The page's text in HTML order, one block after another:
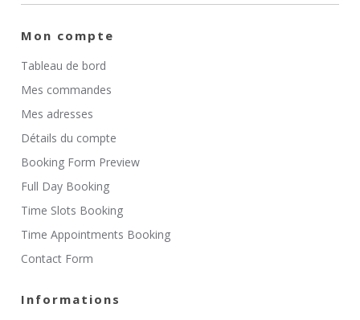
Mon compte
Tableau de bord
Mes commandes
Mes adresses
Détails du compte
Booking Form Preview
Full Day Booking
Time Slots Booking
Time Appointments Booking
Contact Form
Informations